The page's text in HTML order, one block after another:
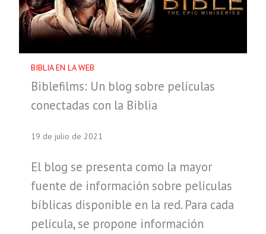
BIBLIA EN LA WEB
Biblefilms: Un blog sobre películas
conectadas con la Biblia
19 de julio de 2021
El blog se presenta como la mayor
fuente de información sobre películas
bíblicas disponible en la red. Para cada
película, se propone información